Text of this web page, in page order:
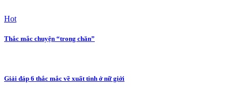
Hot
Thắc mắc chuyện “trong chăn”
Giải đáp 6 thắc mắc về xuất tinh ở nữ giới